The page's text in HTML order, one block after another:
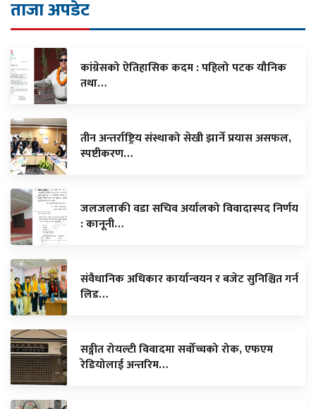
ताजा अपडेट
कांग्रेसको ऐतिहासिक कदम : पहिलो पटक यौनिक
तथा…
तीन अन्तर्राष्ट्रिय संस्थाको सेखी झार्ने प्रयास असफल,
स्पष्टीकरण…
जलजलाकी वडा सचिव अर्यालको विवादास्पद निर्णय
: कानूनी…
संवैधानिक अधिकार कार्यान्वयन र बजेट सुनिश्चित गर्न
लिड…
सङ्गीत रोयल्टी विवादमा सर्वोच्चको रोक, एफएम
रेडियोलाई अन्तरिम…